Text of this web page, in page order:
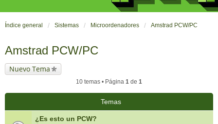
Índice general Sistemas Microordenadores Amstrad PCW/PC
Amstrad PCW/PC
Nuevo Tema
10 temas • Página 1 de 1
Temas
¿Es esto un PCW?